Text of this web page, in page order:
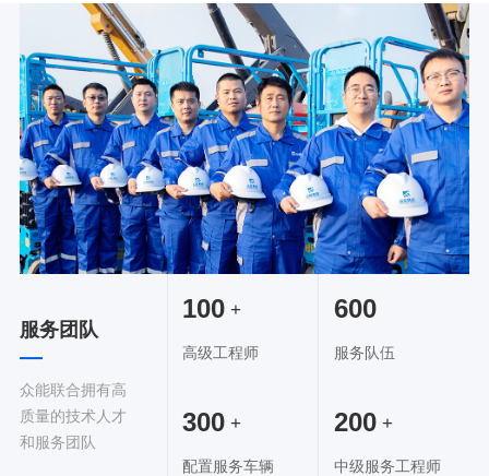
服务团队
众能联合拥有高
质量的技术人才
和服务团队
100 +
高级工程师
600
服务队伍
300 +
配置服务车辆
200 +
中级服务工程师